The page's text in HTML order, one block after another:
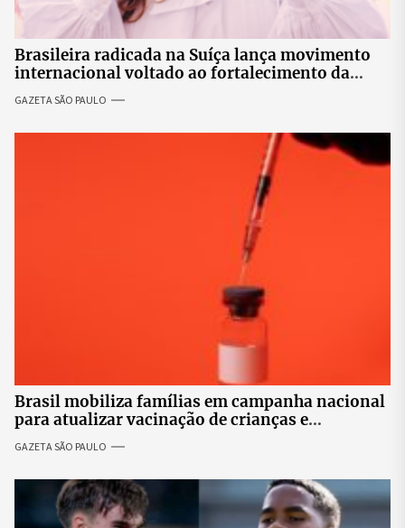
Brasileira radicada na Suíça lança movimento
internacional voltado ao fortalecimento da
identidade feminina
GAZETA SÃO PAULO
Brasil mobiliza famílias em campanha nacional
para atualizar vacinação de crianças e
adolescentes
GAZETA SÃO PAULO